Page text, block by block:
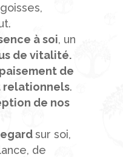
à soi, un
de vitalité.
de
relationnels.
de nos
sur soi,
de